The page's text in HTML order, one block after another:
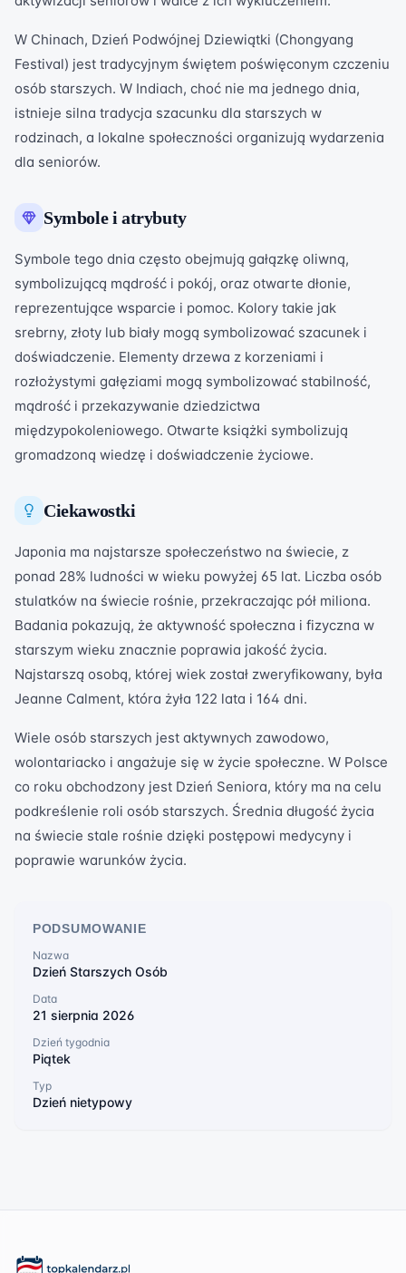
W Chinach, Dzień Podwójnej Dziewiątki (Chongyang
Festival) jest tradycyjnym świętem poświęconym czczeniu
osób starszych. W Indiach, choć nie ma jednego dnia,
istnieje silna tradycja szacunku dla starszych w
rodzinach, a lokalne społeczności organizują wydarzenia
dla seniorów.
Symbole i atrybuty
Symbole tego dnia często obejmują gałązkę oliwną,
symbolizującą mądrość i pokój, oraz otwarte dłonie,
reprezentujące wsparcie i pomoc. Kolory takie jak
srebrny, złoty lub biały mogą symbolizować szacunek i
doświadczenie. Elementy drzewa z korzeniami i
rozłożystymi gałęziami mogą symbolizować stabilność,
mądrość i przekazywanie dziedzictwa
międzypokoleniowego. Otwarte książki symbolizują
gromadzoną wiedzę i doświadczenie życiowe.
Ciekawostki
Japonia ma najstarsze społeczeństwo na świecie, z
ponad 28% ludności w wieku powyżej 65 lat. Liczba osób
stulatków na świecie rośnie, przekraczając pół miliona.
Badania pokazują, że aktywność społeczna i fizyczna w
starszym wieku znacznie poprawia jakość życia.
Najstarszą osobą, której wiek został zweryfikowany, była
Jeanne Calment, która żyła 122 lata i 164 dni.
Wiele osób starszych jest aktywnych zawodowo,
wolontariacko i angażuje się w życie społeczne. W Polsce
co roku obchodzony jest Dzień Seniora, który ma na celu
podkreślenie roli osób starszych. Średnia długość życia
na świecie stale rośnie dzięki postępowi medycyny i
poprawie warunków życia.
PODSUMOWANIE
Nazwa
Dzień Starszych Osób
Data
21 sierpnia 2026
Dzień tygodnia
Piątek
Typ
Dzień nietypowy